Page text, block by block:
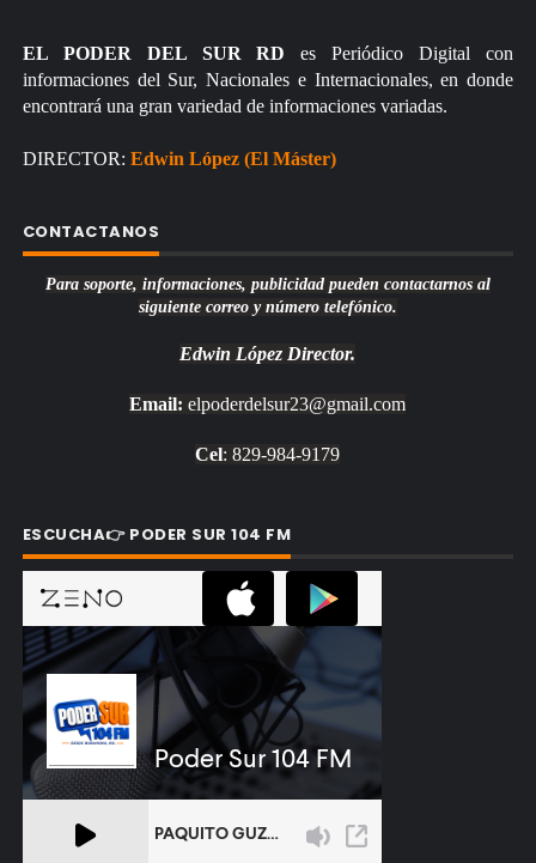
EL PODER DEL SUR RD es Periódico Digital con
informaciones del Sur, Nacionales e Internacionales, en donde
encontrará una gran variedad de informaciones variadas.
DIRECTOR: Edwin López (El Máster)
CONTACTANOS
Para soporte, informaciones, publicidad pueden contactarnos al
siguiente correo y número telefónico.
Edwin López Director.
Email: elpoderdelsur23@gmail.com
Cel: 829-984-9179
ESCUCHA👉 PODER SUR 104 FM